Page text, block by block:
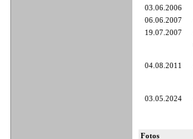
03.06.2006
06.06.2007
19.07.2007
04.08.2011
03.05.2024
Fotos